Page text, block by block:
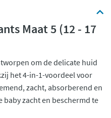
Maat 5 (12 - 17
om de delicate huid
het 4-in-1-voordeel voor
zacht, absorberend en
zacht en beschermd te